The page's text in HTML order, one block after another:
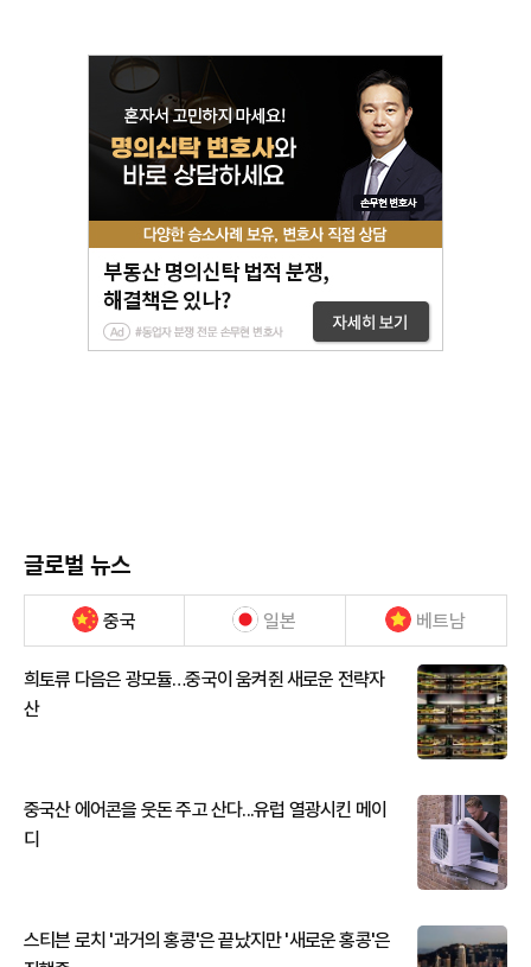
글로벌 뉴스
중국 일본 베트남
희토류 다음은 광모듈…중국이 움켜쥔 새로운 전략자
산
중국산 에어콘을 웃돈 주고 산다...유럽 열광시킨 메이
디
스티븐 로치 '과거의 홍콩'은 끝났지만 '새로운 홍콩'은